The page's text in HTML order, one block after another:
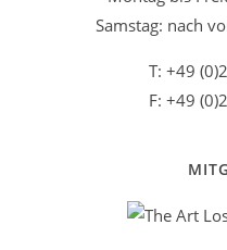
Samstag: nach
T: +49
F: +49